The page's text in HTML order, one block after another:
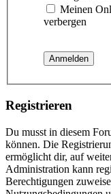
Meinen
verbergen
Registrieren
Du musst in diesem
können. Die
ermöglicht dir, auf
Administration kann
Berechtigungen